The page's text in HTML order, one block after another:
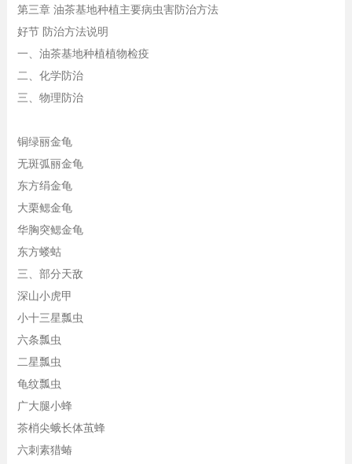
第三章 油茶基地种植主要病虫害防治方法
好节 防治方法说明
一、油茶基地种植植物检疫
二、化学防治
三、物理防治
铜绿丽金龟
无斑弧丽金龟
东方绢金龟
大栗鳃金龟
华胸突鳃金龟
东方蝼蛄
三、部分天敌
深山小虎甲
小十三星瓢虫
六条瓢虫
二星瓢虫
龟纹瓢虫
广大腿小蜂
茶梢尖蛾长体茧蜂
六刺素猎蝽